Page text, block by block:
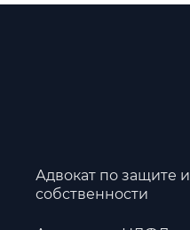
Адвокат по защите
собственности